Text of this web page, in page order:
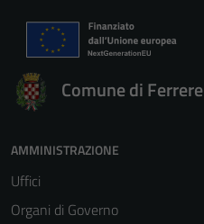
Comune di Ferrere
AMMINISTRAZIONE
Uffici
Organi di Governo